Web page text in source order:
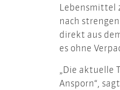
Lebensmittel
nach
direkt aus
es ohne
„Die aktuelle
Ansporn“,